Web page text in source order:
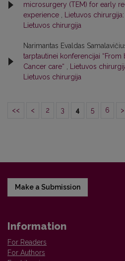
microsurgery (TEM) for early
experience
Lietuvos
Lietuvos chirurgija
Narimantas Evaldas
tarptautinei konferencijai
Cancer care“
Lietuvos
Lietuvos chirurgija
<< < 2 3 4 5 6 >
Make a Submission
Information
For Readers
For Authors